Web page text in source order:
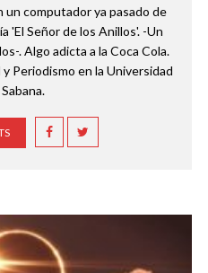
computador ya pasado de
'El Señor de los Anillos'. -Un
. Algo adicta a la Coca Cola.
Periodismo en la Universidad